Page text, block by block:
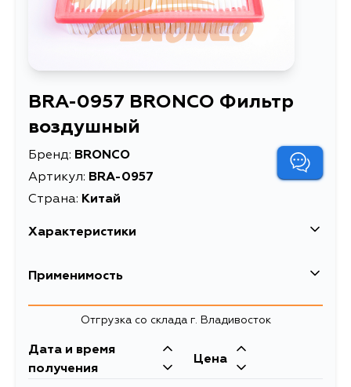
BRA-0957 BRONCO Фильтр
воздушный
Бренд: BRONCO
Артикул: BRA-0957
Страна: Китай
Характеристики
Высота упаковки, мм
Объем упаковки, л 2.245
Применимость
Отгрузка со склада г. Владивосток
Дата и время
получения
Цена